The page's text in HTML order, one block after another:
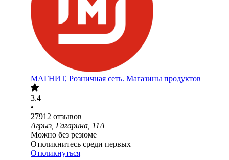
МАГНИТ, Розничная сеть. Магазины продуктов
3.4
•
27912 отзывов
Агрыз, Гагарина, 11А
Можно без резюме
Откликнитесь среди первых
Откликнуться